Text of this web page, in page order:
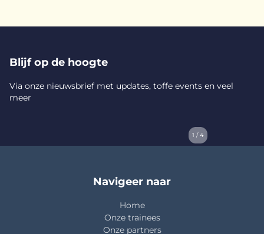
Blijf op de hoogte
Via onze nieuwsbrief met updates, toffe events en veel
meer
1 / 4
Navigeer naar
Home
Onze trainees
Onze partners